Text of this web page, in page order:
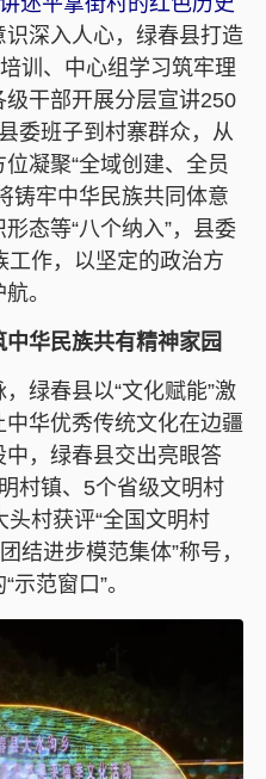
深入人心，绿春县打造
训、中心组学习筑牢理
干部开展分层宣讲250
委班子到村寨群众，从
凝聚“全域创建、全员
铸牢中华民族共同体意
态等“八个纳入”，县委
工作，以坚定的政治方
。
华民族共有精神家园
绿春县以“文化赋能”激
华优秀传统文化在边疆
，绿春县交出亮眼答
村镇、5个省级文明村
村获评“全国文明村
结进步模范集体”称号，
范窗口”。